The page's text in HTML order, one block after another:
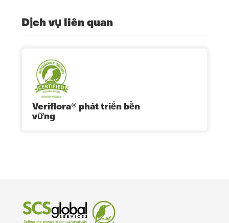
Dịch vụ liên quan
Veriflora® phát triển bền
vững